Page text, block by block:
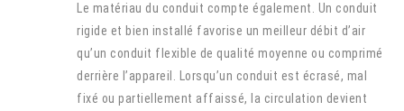
Le matériau du conduit compte également. Un conduit
rigide et bien installé favorise un meilleur débit d’air
qu’un conduit flexible de qualité moyenne ou comprimé
derrière l’appareil. Lorsqu’un conduit est écrasé, mal
fixé ou partiellement affaissé, la circulation devient